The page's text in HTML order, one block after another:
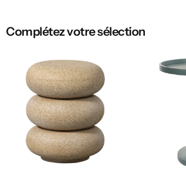
Complétez votre sélection